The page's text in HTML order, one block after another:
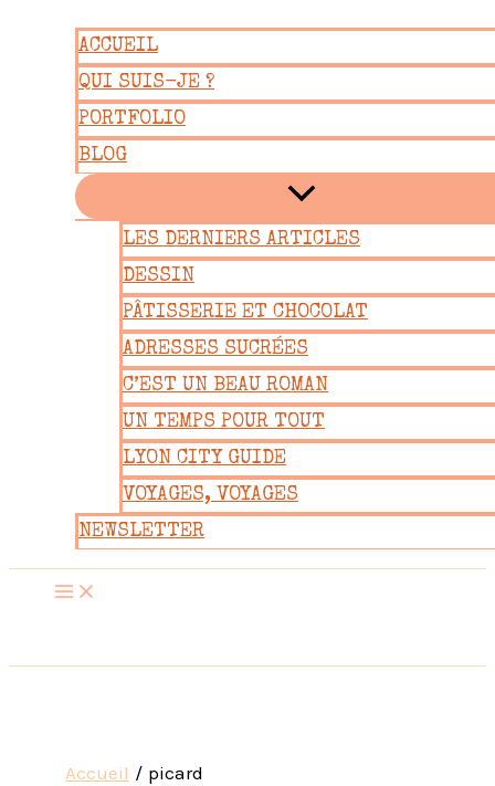
contenu
ACCUEIL
QUI SUIS-JE ?
PORTFOLIO
BLOG
LES DERNIERS ARTICLES
DESSIN
PÂTISSERIE ET CHOCOLAT
ADRESSES SUCRÉES
C’EST UN BEAU ROMAN
UN TEMPS POUR TOUT
LYON CITY GUIDE
VOYAGES, VOYAGES
NEWSLETTER
Accueil picard